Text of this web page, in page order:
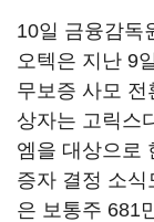
10일 금융감독
오텍은 지난 9
무보증 사모 전
상자는 고릭스
엠을 대상으로
증자 결정 소
은 보통주 681